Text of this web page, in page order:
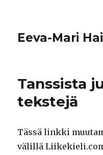
Eeva-Mari
Tanssista
tekstejä
Tässä linkki
välillä